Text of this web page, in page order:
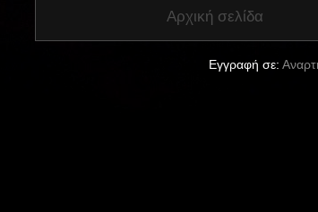
Αρχική σελίδα
Εγγραφή σε: